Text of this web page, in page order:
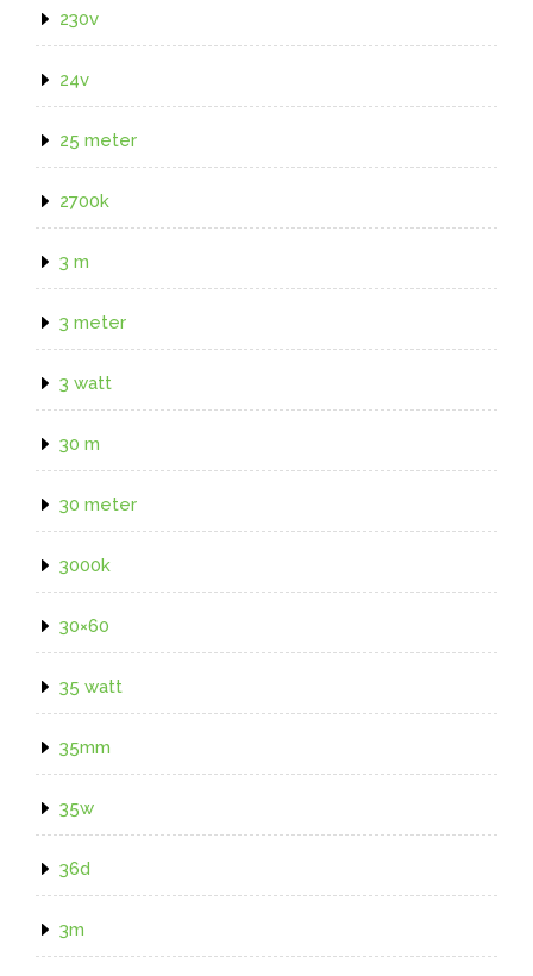
230v
24v
25 meter
2700k
3 m
3 meter
3 watt
30 m
30 meter
3000k
30×60
35 watt
35mm
35w
36d
3m